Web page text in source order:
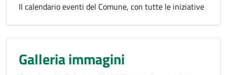
Il calendario eventi del Comune, con tutte le iniziative
Galleria immagini